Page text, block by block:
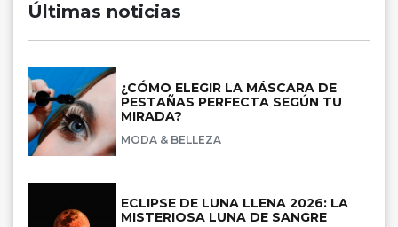
Últimas noticias
¿CÓMO ELEGIR LA MÁSCARA DE
PESTAÑAS PERFECTA SEGÚN TU
MIRADA?
MODA & BELLEZA
ECLIPSE DE LUNA LLENA 2026: LA
MISTERIOSA LUNA DE SANGRE